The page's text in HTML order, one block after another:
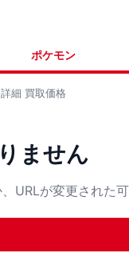
ポケモン
細 買取価格
ません
URLが変更された可